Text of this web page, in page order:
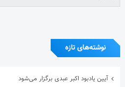
نوشته‌های تازه
آیین یادبود اکبر عبدی برگزار می‌شود